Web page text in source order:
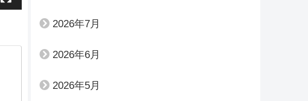
2026年7月
2026年6月
2026年5月